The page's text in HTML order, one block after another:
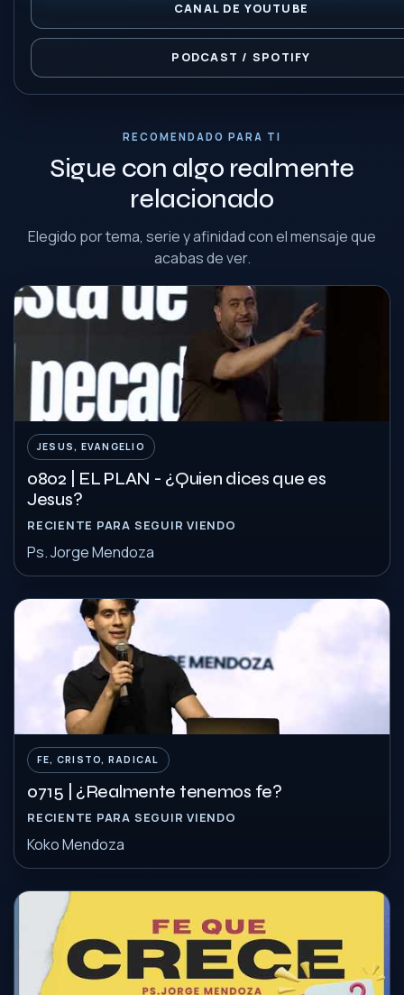
CANAL DE YOUTUBE
PODCAST / SPOTIFY
RECOMENDADO PARA TI
Sigue con algo realmente
relacionado
Elegido por tema, serie y afinidad con el mensaje que
acabas de ver.
JESUS, EVANGELIO
0802 | EL PLAN - ¿Quien dices que es
Jesus?
RECIENTE PARA SEGUIR VIENDO
Ps. Jorge Mendoza
FE, CRISTO, RADICAL
0715 | ¿Realmente tenemos fe?
RECIENTE PARA SEGUIR VIENDO
Koko Mendoza